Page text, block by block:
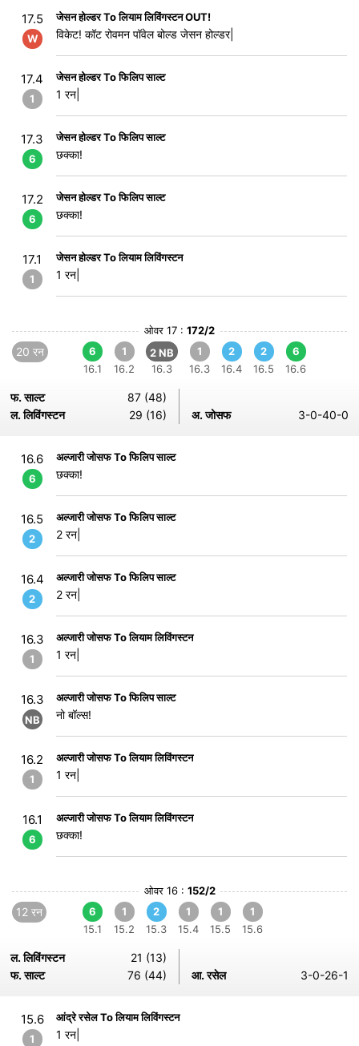
17.5
W
जेसन होल्डर To लियाम लिविंगस्टन OUT!
विकेट! कॉट रोवमन पॉवेल बोल्ड जेसन होल्डर|
17.4
1
जेसन होल्डर To फिलिप साल्ट
1 रन|
17.3
6
जेसन होल्डर To फिलिप साल्ट
छक्का!
17.2
6
जेसन होल्डर To फिलिप साल्ट
छक्का!
17.1
1
जेसन होल्डर To लियाम लिविंगस्टन
1 रन|
ओवर 17 : 172/2
20 रन
6
16.1
1
16.2
2 NB
16.3
1
16.3
2
16.4
2
16.5
6
16.6
फ. साल्ट
87 (48)
ल. लिविंगस्टन
29 (16) अ. जोसफ 3-0-40-0
16.6
6
अल्जारी जोसफ To फिलिप साल्ट
छक्का!
16.5
2
अल्जारी जोसफ To फिलिप साल्ट
2 रन|
16.4
2
अल्जारी जोसफ To फिलिप साल्ट
2 रन|
16.3
1
अल्जारी जोसफ To लियाम लिविंगस्टन
1 रन|
16.3
NB
अल्जारी जोसफ To फिलिप साल्ट
नो बॉल्स!
16.2
1
अल्जारी जोसफ To लियाम लिविंगस्टन
1 रन|
16.1
6
अल्जारी जोसफ To लियाम लिविंगस्टन
छक्का!
ओवर 16 : 152/2
12 रन
6
15.1
1
15.2
2
15.3
1
15.4
1
15.5
1
15.6
ल. लिविंगस्टन
21 (13)
फ. साल्ट
76 (44) आ. रसेल 3-0-26-1
15.6
1
आंद्रे रसेल To लियाम लिविंगस्टन
1 रन|